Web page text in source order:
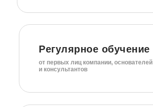
Регулярное обучение
от первых лиц компании, основателей
и консультантов